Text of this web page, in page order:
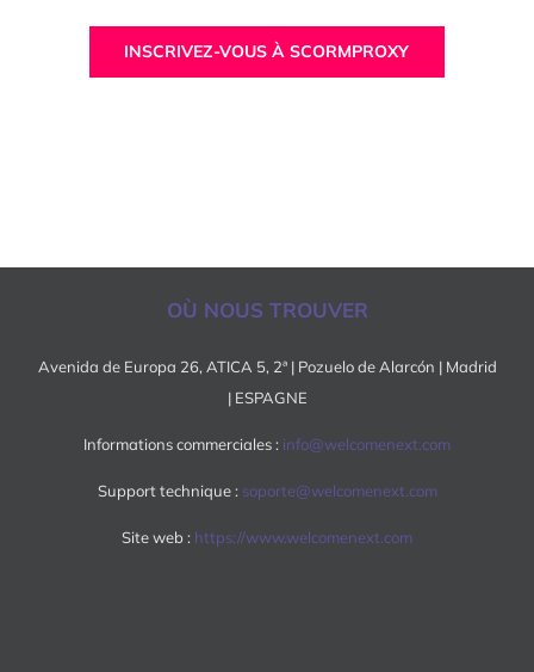
INSCRIVEZ-VOUS À SCORMPROXY
OÙ NOUS TROUVER
Avenida de Europa 26, ATICA 5, 2ª | Pozuelo de Alarcón | Madrid
| ESPAGNE
Informations commerciales : info@welcomenext.com
Support technique : soporte@welcomenext.com
Site web : https://www.welcomenext.com